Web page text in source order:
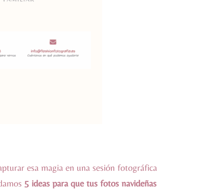
esa magia en una sesión fotográfica
5 ideas para que tus fotos navideñas